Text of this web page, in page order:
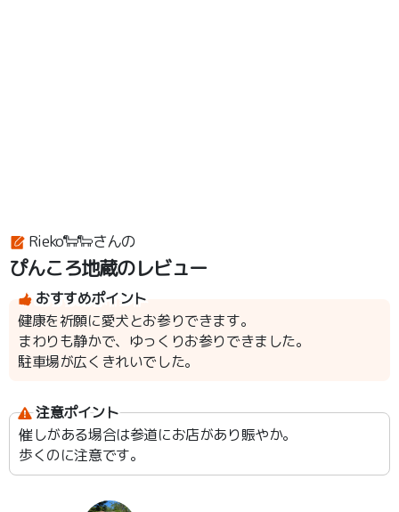
Rieko🐑🐑さんの
ぴんころ地蔵のレビュー
おすすめポイント
健康を祈願に愛犬とお参りできます。
まわりも静かで、ゆっくりお参りできました。
駐車場が広くきれいでした。
注意ポイント
催しがある場合は参道にお店があり賑やか。
歩くのに注意です。